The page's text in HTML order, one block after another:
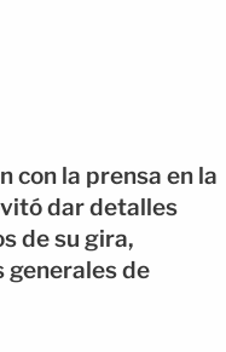
con la prensa en la
dar detalles
de su gira,
generales de